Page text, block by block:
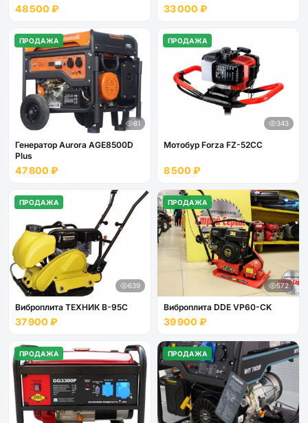
48 500 ₽ 33 000 ₽
ПРОДАЖА
81
Генератор Aurora AGE8500D
Plus
47 800 ₽
ПРОДАЖА
343
Мотобур Forza FZ-52CC
8 500 ₽
ПРОДАЖА
639
Виброплита ТЕХНИК В-95С
37 900 ₽
ПРОДАЖА
572
Виброплита DDE VP60-CK
39 900 ₽
ПРОДАЖА ПРОДАЖА